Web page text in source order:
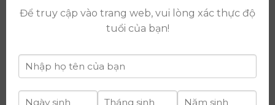
Giấy phép Phân Phối Rượu số : 529/GP-BCT do Bộ
Công Thương cấp ngày 14/11/2022
Ngân hàng:Ngân hàng TMCP Đầu tư và phát triển
Việt Nam (BIDV)
tư quốc tế Ý-Việt
Để truy cập vào trang web, vui lòng xác thực độ
tuổi của bạn!